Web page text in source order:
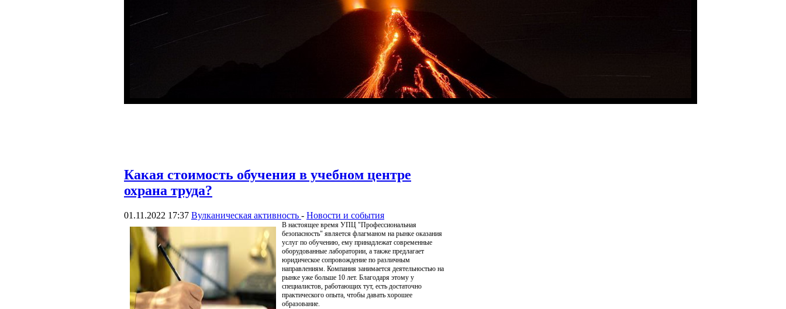
Какая стоимость обучения в учебном центре
охрана труда?
01.11.2022 17:37 Вулканическая активность - Новости и события
В настоящее время УПЦ "Профессиональная
безопасность" является флагманом на рынке оказания
услуг по обучению, ему принадлежат современные
оборудованные лаборатории, а также предлагает
юридическое сопровождение по различным
направлениям. Компания занимается деятельностью на
рынке уже больше 10 лет. Благодаря этому у
специалистов, работающих тут, есть достаточно
практического опыта, чтобы давать хорошее
образование.